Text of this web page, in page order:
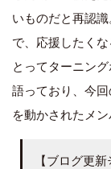
いものだと再認
で、応援したく
とってターニン
語っており、今
を動かされたメ
【ブログ更